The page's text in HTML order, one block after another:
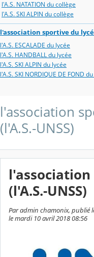
l'A.S. NATATION du collège
l'A.S. SKI ALPIN du collège
l'association sportive du
l'A.S. ESCALADE du lycée
l'A.S. HANDBALL du lycée
l'A.S. SKI ALPIN du lycée
l'A.S. SKI NORDIQUE DE FOND
l'association
(l'A.S.-UNSS)
(l'A.S.-UNSS)
Par admin chamonix, publié
le mardi 10 avril 2018 08:56